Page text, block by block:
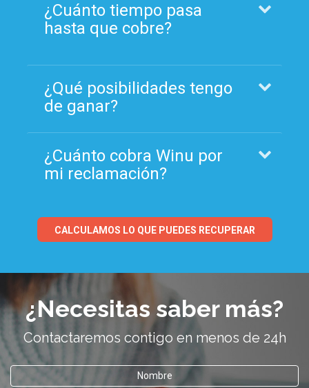
¿Cuánto tiempo pasa
hasta que cobre?
¿Qué posibilidades tengo
de ganar?
¿Cuánto cobra Winu por
mi reclamación?
CALCULAMOS LO QUE PUEDES RECUPERAR
¿Necesitas saber más?
Contactaremos contigo en menos de 24h